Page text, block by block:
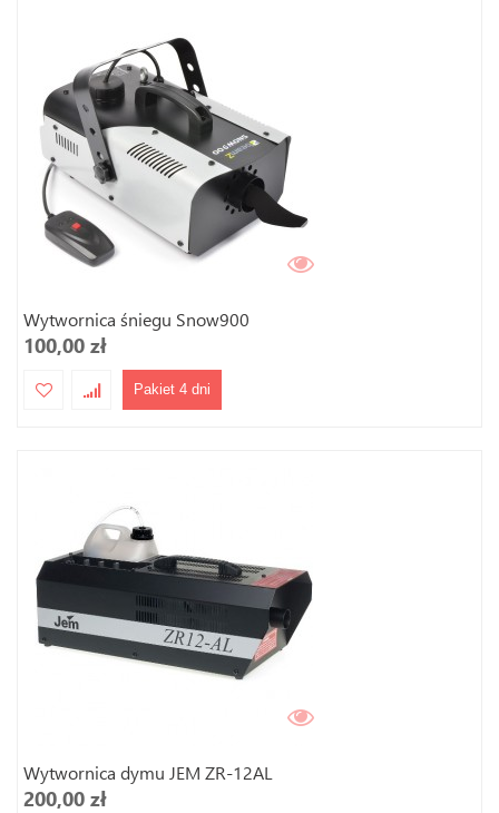
Wytwornica śniegu Snow900
100,00 zł
Pakiet 4 dni
Wytwornica dymu JEM ZR-12AL
200,00 zł